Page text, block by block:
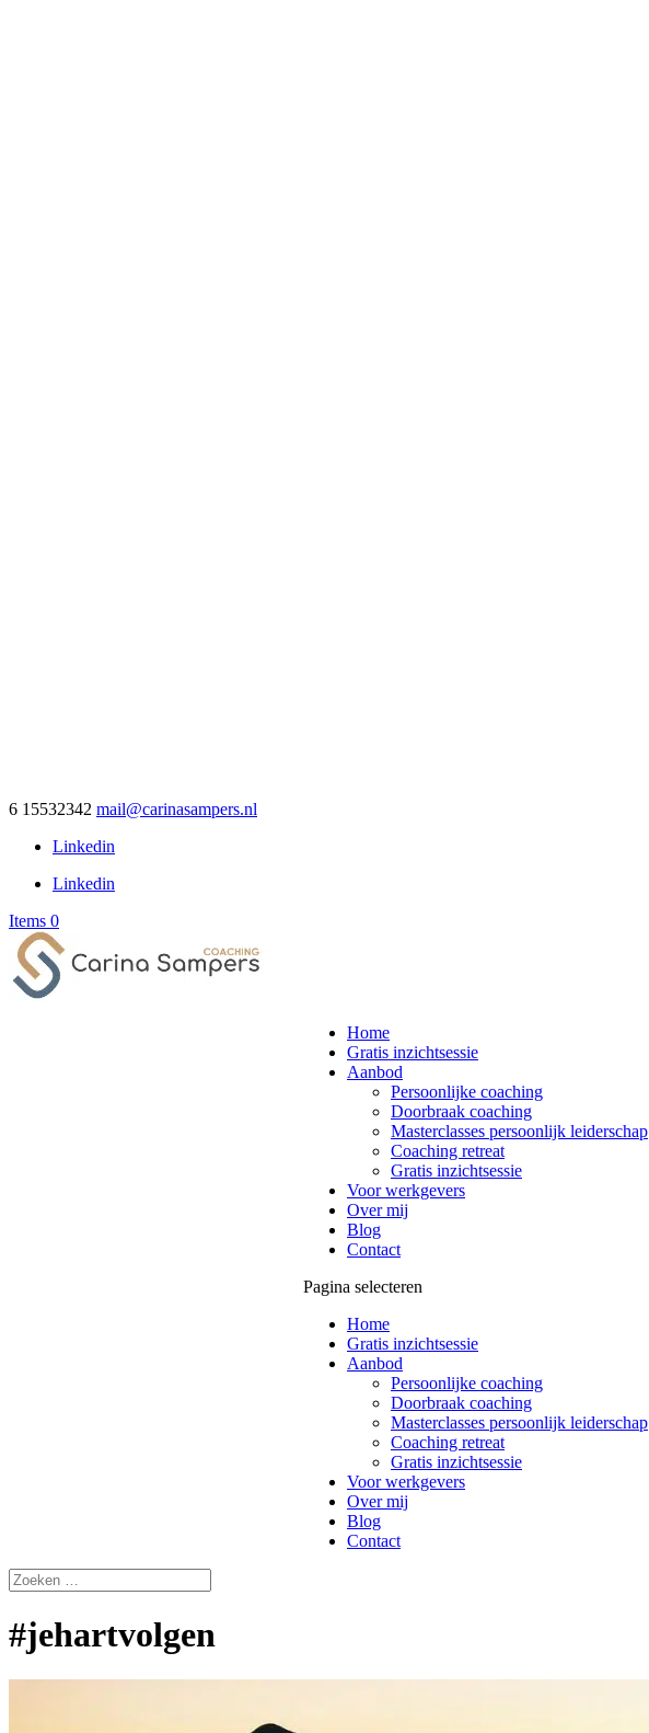
6 15532342 mail@carinasampers.nl
Linkedin
Linkedin
Items 0
Home
Gratis inzichtsessie
Aanbod
Persoonlijke coaching
Doorbraak coaching
Masterclasses persoonlijk leiderschap
Coaching retreat
Gratis inzichtsessie
Voor werkgevers
Over mij
Blog
Contact
Pagina selecteren
Home
Gratis inzichtsessie
Aanbod
Persoonlijke coaching
Doorbraak coaching
Masterclasses persoonlijk leiderschap
Coaching retreat
Gratis inzichtsessie
Voor werkgevers
Over mij
Blog
Contact
#jehartvolgen